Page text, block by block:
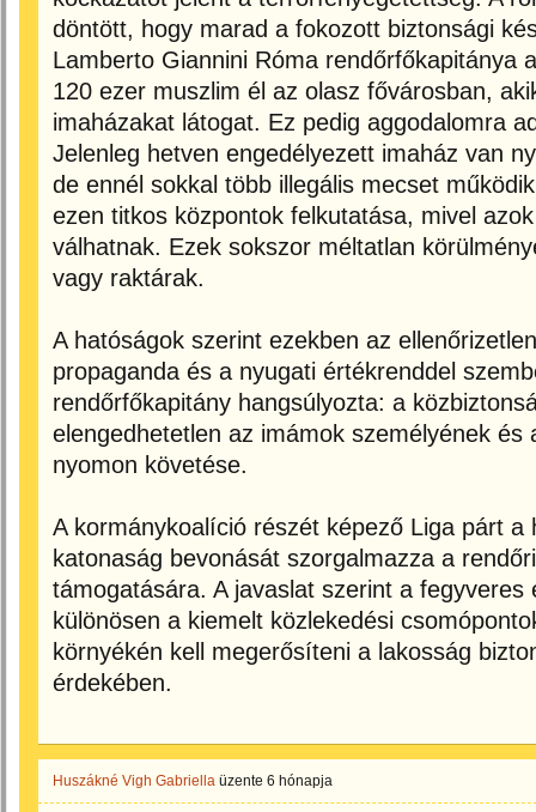
döntött, hogy marad a fokozott biztonsági
Lamberto Giannini Róma rendőrfőkapitánya
120 ezer muszlim él az olasz fővárosban,
imaházakat látogat. Ez pedig aggodalomra
Jelenleg hetven engedélyezett imaház van
de ennél sokkal több illegális mecset
ezen titkos központok felkutatása, mivel
válhatnak. Ezek sokszor méltatlan
vagy raktárak.
A hatóságok szerint ezekben az
propaganda és a nyugati értékrenddel
rendőrfőkapitány hangsúlyozta: a
elengedhetetlen az imámok személyének és
nyomon követése.
A kormánykoalíció részét képező Liga párt a
katonaság bevonását szorgalmazza a
támogatására. A javaslat szerint a fegyveres
különösen a kiemelt közlekedési
környékén kell megerősíteni a lakosság
érdekében.
Huszákné Vigh Gabriella üzente 6 hónapja